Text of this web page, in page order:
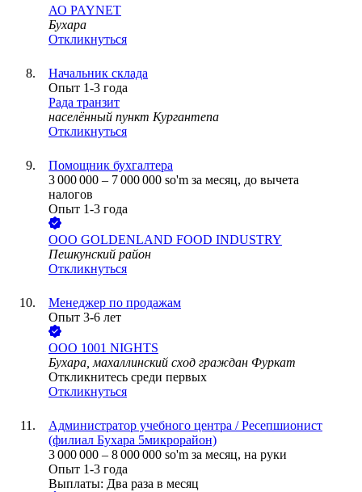
АО PAYNET
Бухара
Откликнуться
Начальник склада
Опыт 1-3 года
Рада транзит
населённый пункт Кургантепа
Откликнуться
Помощник бухгалтера
3 000 000 – 7 000 000 so'm за месяц, до вычета
налогов
Опыт 1-3 года
ООО GOLDENLAND FOOD INDUSTRY
Пешкунский район
Откликнуться
Менеджер по продажам
Опыт 3-6 лет
ООО 1001 NIGHTS
Бухара, махаллинский сход граждан Фуркат
Откликнитесь среди первых
Откликнуться
Администратор учебного центра / Ресепшионист
(филиал Бухара 5микрорайон)
3 000 000 – 8 000 000 so'm за месяц, на руки
Опыт 1-3 года
Выплаты: Два раза в месяц